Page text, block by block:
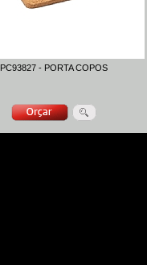
PC93827 - PORTA COPOS